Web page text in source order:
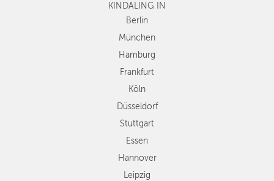
Köln
Düsseldorf
Stuttgart
Essen
Dresden
Nürnberg
Wien
Zürich
Andere
Regionen
KINDALING IN
Berlin
München
Hamburg
Frankfurt
Köln
Düsseldorf
Stuttgart
Essen
Hannover
Leipzig